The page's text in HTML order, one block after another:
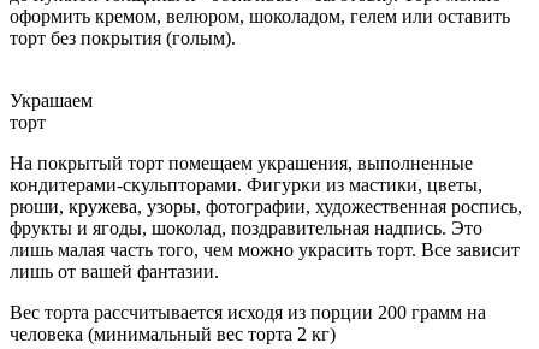
оформить кремом, велюром, шоколадом, гелем или оставить
торт без покрытия (голым).
Украшаем
торт
На покрытый торт помещаем украшения, выполненные
кондитерами-скульпторами. Фигурки из мастики, цветы,
рюши, кружева, узоры, фотографии, художественная роспись,
фрукты и ягоды, шоколад, поздравительная надпись. Это
лишь малая часть того, чем можно украсить торт. Все зависит
лишь от вашей фантазии.
Вес торта рассчитывается исходя из порции 200 грамм на
человека (минимальный вес торта 2 кг)